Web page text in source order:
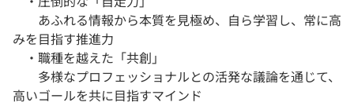
あふれる情報から本質を見極め、自ら学習し、常に高
みを目指す推進力
・職種を越えた「共創」
多様なプロフェッショナルとの活発な議論を通じて、
高いゴールを共に目指すマインド